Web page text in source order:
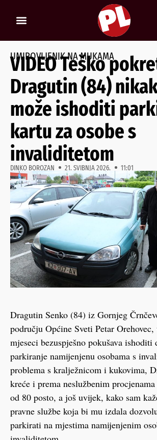
UMIROVLJENIK NA MUKAMA
VIDEO Teško
Dragutin (84)
može ishoditi
kartu za osobe s
invaliditetom
DINKO BOROZAN 21. SVIBNJA 2026. 11:01
Dragutin Senko (84) iz Gornjeg
području Općine Sveti Petar Orehovec,
mjeseci bezuspješno pokušava ishoditi
parkiranje namijenjenu osobama s
problema s kralježnicom i kukovima,
kreće i prema neslužbenim
od 80 posto, a još uvijek, kako sam
pravne službe koja bi mu izdala
parkirati na mjestima namijenjenim